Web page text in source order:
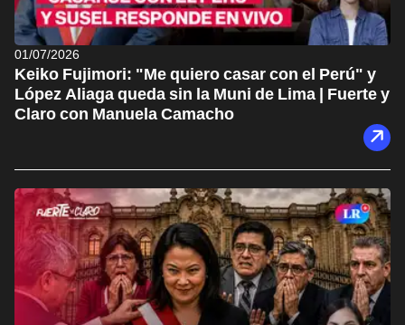
01/07/2026
Keiko Fujimori: "Me quiero casar con el Perú" y
López Aliaga queda sin la Muni de Lima | Fuerte y
Claro con Manuela Camacho